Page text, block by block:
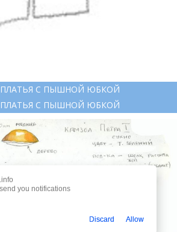
ПЛАТЬЯ С ПЫШНОЙ ЮБКОЙ
ПЛАТЬЯ С ПЫШНОЙ ЮБКОЙ
you notifications
Discard Allow